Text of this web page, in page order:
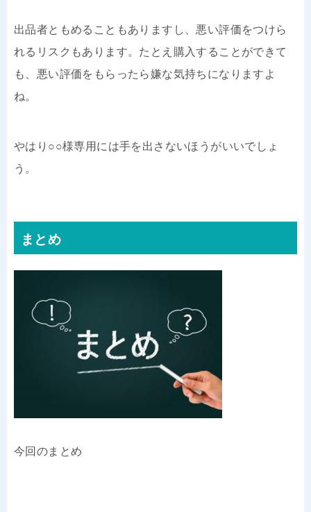
出品者ともめることもありますし、悪い評価をつけら
れるリスクもあります。たとえ購入することができて
も、悪い評価をもらったら嫌な気持ちになりますよ
ね。
やはり○○様専用には手を出さないほうがいいでしょ
う。
まとめ
今回のまとめ